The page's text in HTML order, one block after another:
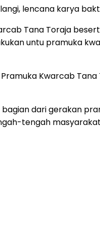
lencana karya
Tana Toraja
untu pramuka
Kwarcab
dari gerakan
tengah